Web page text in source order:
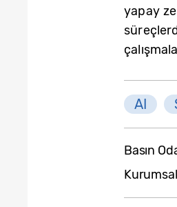
yapay
AI
Basın